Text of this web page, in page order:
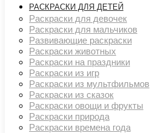
РАСКРАСКИ ДЛЯ ДЕТЕЙ
Раскраски для девочек
Раскраски для мальчиков
Развивающие раскраски
Раскраски животных
Раскраски на праздники
Раскраски из игр
Раскраски из мультфильмов
Раскраски из сказок
Раскраски овощи и фрукты
Раскраски природа
Раскраски времена года